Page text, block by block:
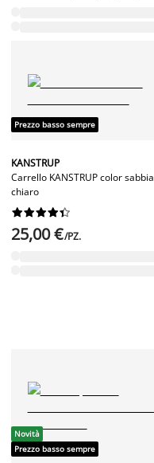
Prezzo basso sempre
KANSTRUP
Carrello KANSTRUP color sabbia
chiaro






25,00 €/PZ.
Novità
Prezzo basso sempre